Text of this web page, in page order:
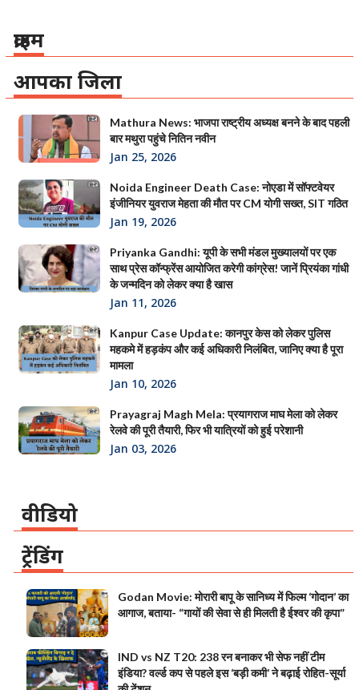
क्राइम
आपका जिला
Mathura News: भाजपा राष्ट्रीय अध्यक्ष बनने के बाद पहली
बार मथुरा पहुंचे नितिन नवीन
Jan 25, 2026
Noida Engineer Death Case: नोएडा में सॉफ्टवेयर
इंजीनियर युवराज मेहता की मौत पर CM योगी सख्त, SIT गठित
Jan 19, 2026
Priyanka Gandhi: यूपी के सभी मंडल मुख्यालयों पर एक
साथ प्रेस कॉन्फ्रेंस आयोजित करेगी कांग्रेस! जानें प्रियंका गांधी
के जन्मदिन को लेकर क्या है खास
Jan 11, 2026
Kanpur Case Update: कानपुर केस को लेकर पुलिस
महकमे में हड़कंप और कई अधिकारी निलंबित, जानिए क्या है पूरा
मामला
Jan 10, 2026
Prayagraj Magh Mela: प्रयागराज माघ मेला को लेकर
रेलवे की पूरी तैयारी, फिर भी यात्रियों को हुई परेशानी
Jan 03, 2026
वीडियो
ट्रेंडिंग
Godan Movie: मोरारी बापू के सानिध्य में फिल्म ‘गोदान’ का
आगाज, बताया- “गायों की सेवा से ही मिलती है ईश्वर की कृपा”
IND vs NZ T20: 238 रन बनाकर भी सेफ नहीं टीम
इंडिया? वर्ल्ड कप से पहले इस ‘बड़ी कमी’ ने बढ़ाई रोहित-सूर्या